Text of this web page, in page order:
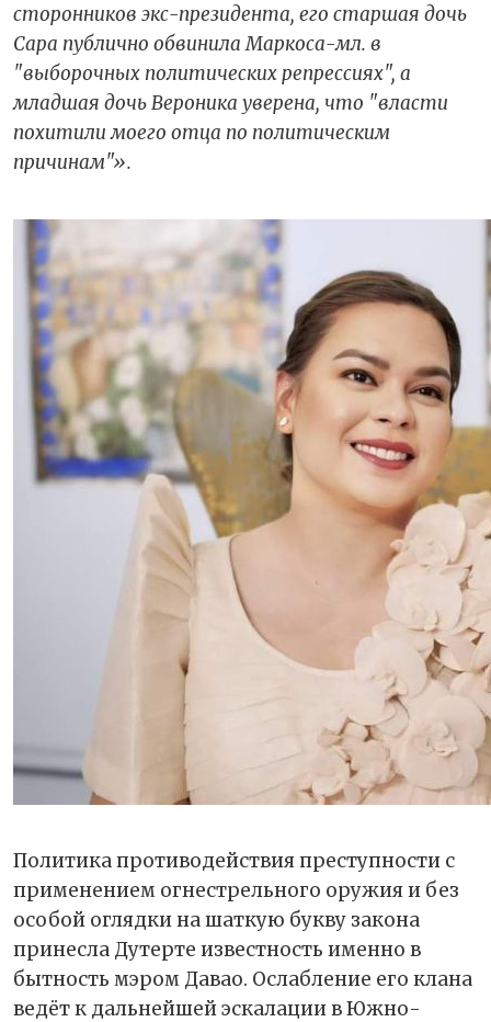
сторонников экс-президента, его старшая дочь
Сара публично обвинила Маркоса-мл. в
"выборочных политических репрессиях", а
младшая дочь Вероника уверена, что "власти
похитили моего отца по политическим
причинам"».
Политика противодействия преступности с
применением огнестрельного оружия и без
особой оглядки на шаткую букву закона
принесла Дутерте известность именно в
бытность мэром Давао. Ослабление его клана
ведёт к дальнейшей эскалации в Южно-